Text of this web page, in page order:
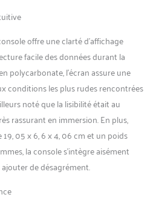
section inférieure à la norme
bénéficier de sa flexibilité et
de son faible poids
offre une clarté d’affichage
facile des données durant la
polycarbonate, l’écran assure une
conditions les plus rudes rencontrées
noté que la lisibilité était au
rassurant en immersion. En plus,
05 x 6, 6 x 4, 06 cm et un poids
la console s’intègre aisément
de désagrément.